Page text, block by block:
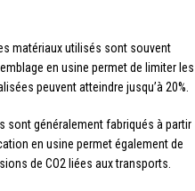
matériaux utilisés sont souvent
en usine permet de limiter les
peuvent atteindre jusqu’à 20%.
sont généralement fabriqués à partir
en usine permet également de
de CO2 liées aux transports.